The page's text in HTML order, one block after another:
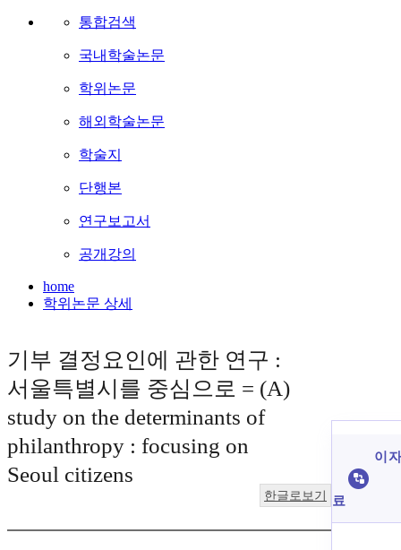
통합검색
국내학술논문
학위논문
해외학술논문
학술지
단행본
연구보고서
공개강의
home
학위논문 상세
기부 결정요인에 관한 연구 :
서울특별시를 중심으로 = (A)
study on the determinants of
philanthropy : focusing on
Seoul citizens
한글로보기
이
료